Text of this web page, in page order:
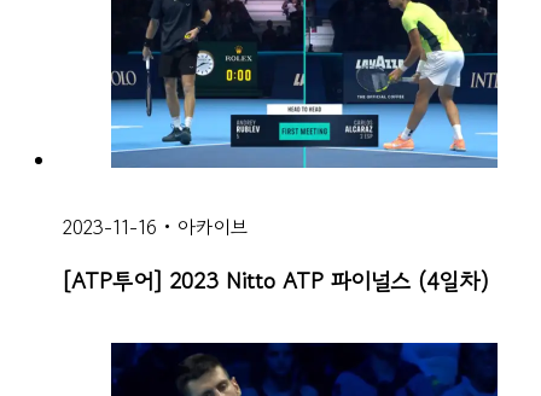
2023-11-16 • 아카이브
[ATP투어] 2023 Nitto ATP 파이널스 (4일차)